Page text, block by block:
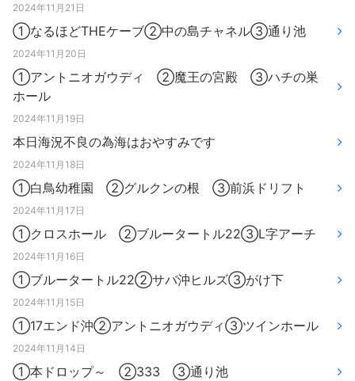
2024年11月21日
①なるほどTHEケーブ②中の島チャネル③通り池
2024年11月20日
①アントニオガウディ ②魔王の宮殿 ③ハチの巣
ホール
2024年11月19日
本日海況不良の為海はおやすみです
2024年11月18日
①白鳥幼稚園 ②グルクンの根 ③前浜ドリフト
2024年11月17日
①クロスホール ②ブルータートル22③L字アーチ
2024年11月16日
①ブルータートル22②サバ沖ヒルズ③がけ下
2024年11月15日
①17エンド沖②アントニオガウディ③ツインホール
2024年11月14日
①本ドロップ～ ②333 ③通り池